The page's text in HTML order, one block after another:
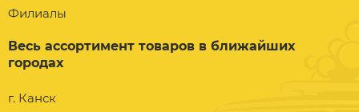
Филиалы
Весь ассортимент товаров в ближайших
городах
г. Канск